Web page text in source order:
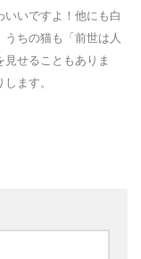
いいですよ！他にも白
ちの猫も「前世は人
せることもありま
ます。